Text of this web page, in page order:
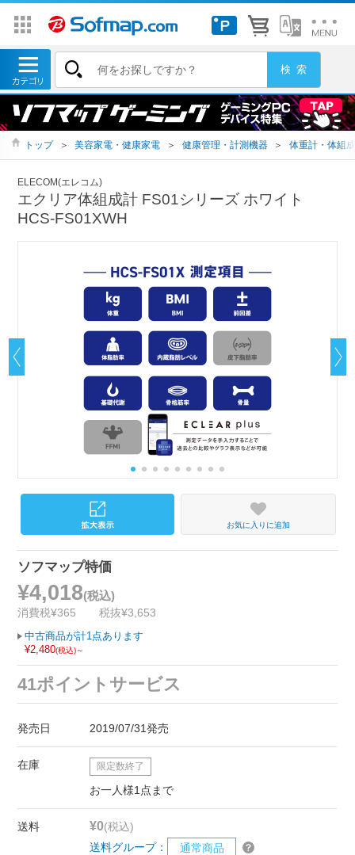
トップ ＞ 美容家電・健康家電 ＞ 健康管理・計測機器 ＞ 体重計・体組
ELECOM(エレコム)
エクリア体組成計 FS01シリーズ ホワイト
HCS-FS01XWH
お気に入りに追加
ソフマップ特価
¥4,018(税込)
消費税¥365 税抜¥3,653
中古商品が計1点あります
¥2,480(税込)～
41ポイントサービス
発売日 2019/07/31発売
在庫 限定数終了
お一人様1点まで
送料 ¥0(税込)
送料グループ：
通常商品